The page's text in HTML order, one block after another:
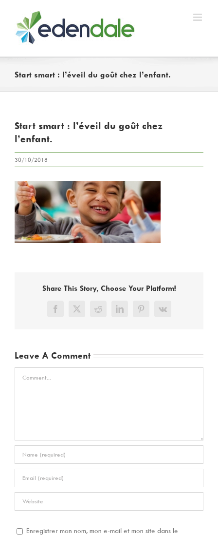
content
Start smart : l’éveil du goût chez l’enfant.
Start smart : l’éveil du goût chez
l’enfant.
30/10/2018
Share This Story, Choose Your Platform!
Facebook
X RedditLinkedInPinterest
Vk
Leave A Comment
Enregistrer mon nom, mon e-mail et mon site dans le